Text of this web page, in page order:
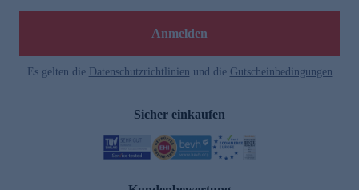
Anmelden
Es gelten die Datenschutzrichtlinien und die Gutscheinbedingungen
Sicher einkaufen